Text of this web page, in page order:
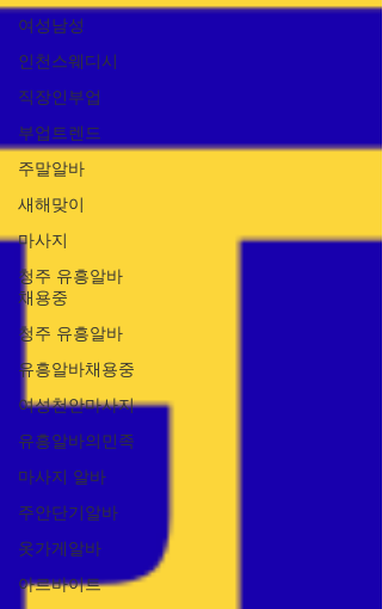
여성남성
인천스웨디시
직장인부업
부업트렌드
주말알바
새해맞이
마사지
청주 유흥알바
채용중
청주 유흥알바
유흥알바채용중
여성천안마사지
유흥알바의민족
마사지 알바
주안단기알바
옷가게알바
아르바이트